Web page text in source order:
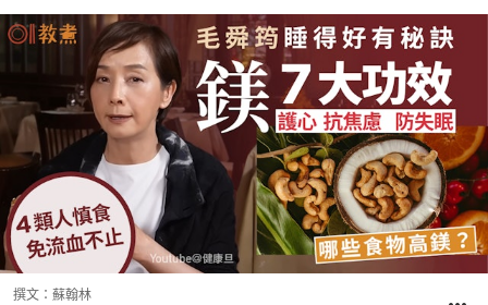
撰文： 蘇翰林